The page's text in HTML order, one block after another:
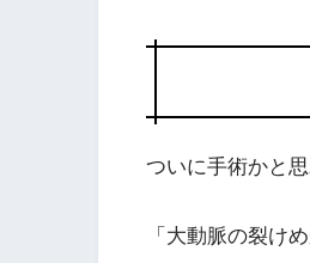
ついに手術かと
「大動脈の裂け